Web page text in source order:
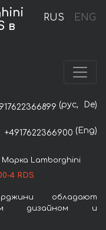
RUS ENG
в
(рус, De)
+4917622366900 (Eng)
Марка Lamborghini
4 RDS
обладают
дизайном и